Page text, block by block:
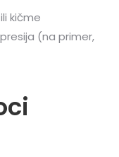
kičme
(na primer,